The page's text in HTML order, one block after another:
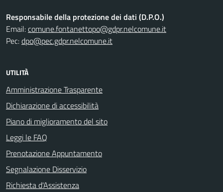
Responsabile della protezione dei dati (D.P.O.)
Email:comune.fontanettopo@gdpr.nelcomune.it
Pec:dpo@pec.gdpr.nelcomune.it
UTILITÀ
Amministrazione Trasparente
Dichiarazione di accessibilità
Piano di miglioramento del sito
Leggi le FAQ
Prenotazione Appuntamento
Segnalazione Disservizio
Richiesta d'Assistenza